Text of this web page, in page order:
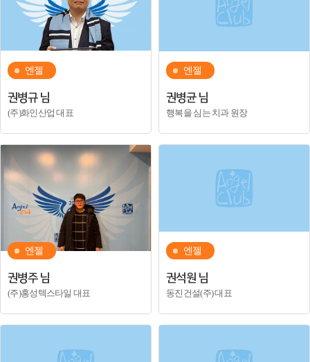
엔젤
권병규 님
(주)화인산업 대표
엔젤
권병균 님
행복을 심는 치과 원장
엔젤
권병주 님
(주)홍성텍스타일 대표
엔젤
권석원 님
동진건설(주) 대표